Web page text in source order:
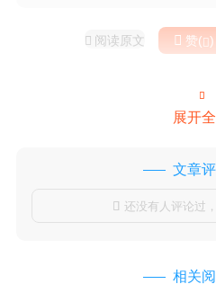
 阅读原文  赞()

展开
文章
 还没有人评论过
相关